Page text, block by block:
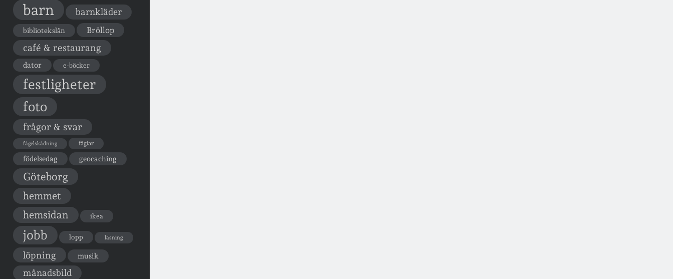
barn barnkläder
bibliotekslån Bröllop
café & restaurang
dator e-böcker
festligheter
foto
frågor & svar
fågelskådning fåglar
födelsedag geocaching
Göteborg
hemmet
hemsidan
ikea
jobb lopp läsning
löpning musik
månadsbild